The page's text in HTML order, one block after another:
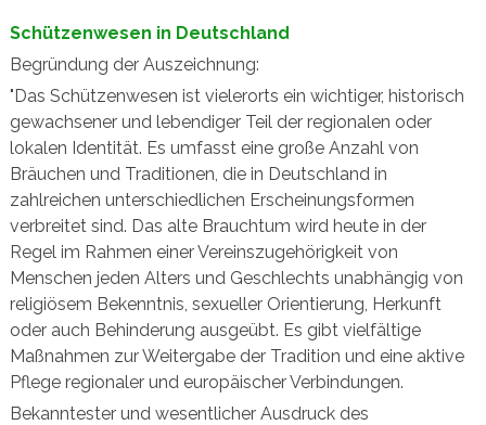
Schützenwesen in Deutschland
Begründung der Auszeichnung:
"Das Schützenwesen ist vielerorts ein wichtiger, historisch
gewachsener und lebendiger Teil der regionalen oder
lokalen Identität. Es umfasst eine große Anzahl von
Bräuchen und Traditionen, die in Deutschland in
zahlreichen unterschiedlichen Erscheinungsformen
verbreitet sind. Das alte Brauchtum wird heute in der
Regel im Rahmen einer Vereinszugehörigkeit von
Menschen jeden Alters und Geschlechts unabhängig von
religiösem Bekenntnis, sexueller Orientierung, Herkunft
oder auch Behinderung ausgeübt. Es gibt vielfältige
Maßnahmen zur Weitergabe der Tradition und eine aktive
Pflege regionaler und europäischer Verbindungen.
Bekanntester und wesentlicher Ausdruck des